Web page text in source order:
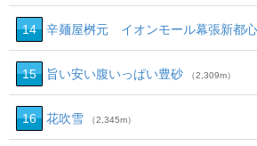
14 辛麺屋桝元 イオンモール幕張新都
15 旨い安い腹いっぱい豊砂 （2,309m）
16 花吹雪 （2,345m）